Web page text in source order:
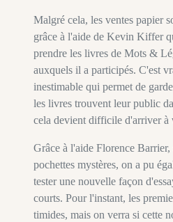
Malgré cela, les ventes papier
grâce à l'aide de Kevin Kiffer
prendre les livres de Mots &
auxquels il a participés. C'est
inestimable qui permet de
les livres trouvent leur public
cela devient difficile d'arriver à
Grâce à l'aide Florence
pochettes mystères, on a pu
tester une nouvelle façon
courts. Pour l'instant, les
timides, mais on verra si cette